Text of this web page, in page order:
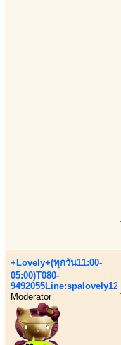
+Lovely+(ทุกวัน11:00-
05:00)T080-
9492055Line:spalovely123
Moderator